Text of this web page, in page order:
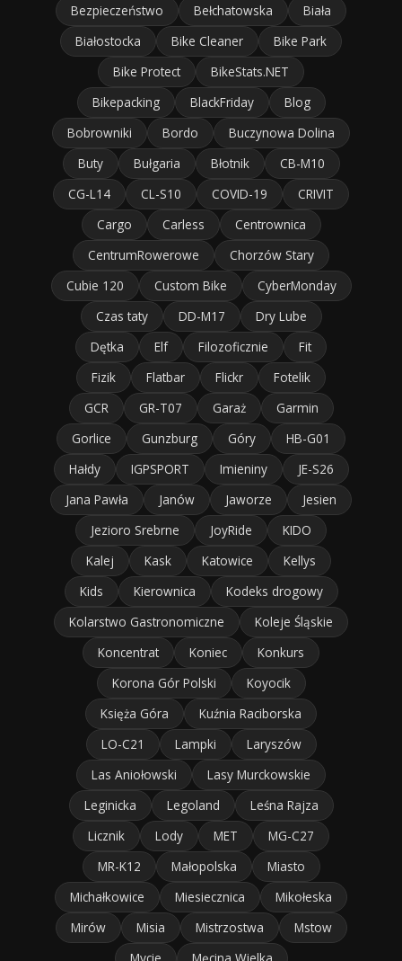
Bezpieczeństwo
Bełchatowska
Biała
Białostocka
Bike Cleaner
Bike Park
Bike Protect
BikeStats.NET
Bikepacking
BlackFriday
Blog
Bobrowniki
Bordo
Buczynowa Dolina
Buty
Bułgaria Błotnik
CB-M10
CG-L14
CL-S10 COVID-19
CRIVIT
Cargo
Carless
Centrownica
CentrumRowerowe
Chorzów Stary
Cubie 120
Custom Bike
CyberMonday
Czas taty
DD-M17
Dry Lube
Dętka
Elf Filozoficznie
Fit
Fizik
Flatbar Flickr
Fotelik
GCR
GR-T07 Garaż
Garmin
Gorlice
Gunzburg Góry
HB-G01
Hałdy
IGPSPORT Imieniny
JE-S26
Jana Pawła
Janów Jaworze
Jesien
Jezioro Srebrne
JoyRide
KIDO
Kalej
Kask Katowice
Kellys
Kids
Kierownica
Kodeks drogowy
Kolarstwo Gastronomiczne
Koleje Śląskie
Koncentrat
Koniec
Konkurs
Korona Gór Polski
Koyocik
Księża Góra
Kuźnia Raciborska
LO-C21
Lampki
Laryszów
Las Aniołowski
Lasy Murckowskie
Leginicka
Legoland
Leśna Rajza
Licznik
Lody MET
MG-C27
MR-K12
Małopolska
Miasto
Michałkowice
Miesiecznica
Mikołeska
Mirów
Misia Mistrzostwa
Mstow
Mycie
Męcina Wielka